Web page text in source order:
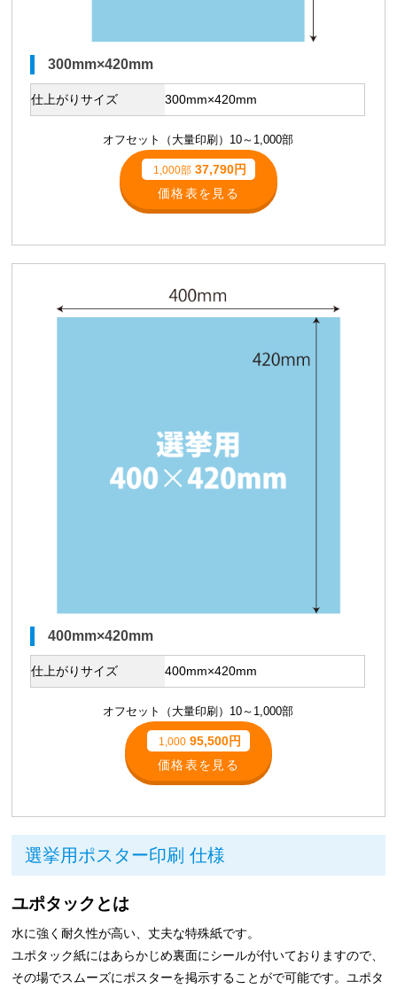
300mm×420mm
仕上がりサイズ 300mm×420mm
オフセット（大量印刷）10～1,000部
1,000部37,790円
価格表を見る
400mm×420mm
仕上がりサイズ 400mm×420mm
オフセット（大量印刷）10～1,000部
1,00095,500円
価格表を見る
選挙用ポスター印刷 仕様
ユポタックとは
水に強く耐久性が高い、丈夫な特殊紙です。
ユポタック紙にはあらかじめ裏面にシールが付いておりますので、
その場でスムーズにポスターを掲示することがで可能です。ユポタ